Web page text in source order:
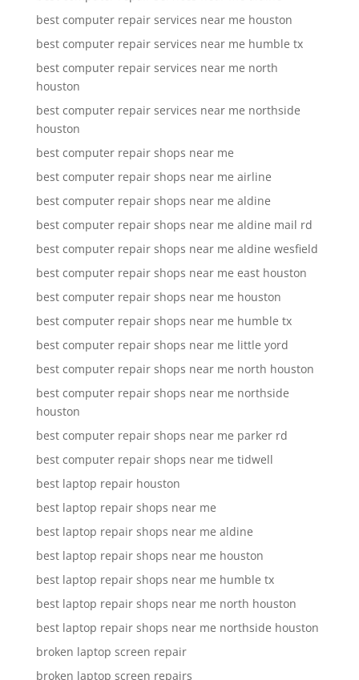
best computer repair services near me houston
best computer repair services near me humble tx
best computer repair services near me north
houston
best computer repair services near me northside
houston
best computer repair shops near me
best computer repair shops near me airline
best computer repair shops near me aldine
best computer repair shops near me aldine mail rd
best computer repair shops near me aldine wesfield
best computer repair shops near me east houston
best computer repair shops near me houston
best computer repair shops near me humble tx
best computer repair shops near me little yord
best computer repair shops near me north houston
best computer repair shops near me northside
houston
best computer repair shops near me parker rd
best computer repair shops near me tidwell
best laptop repair houston
best laptop repair shops near me
best laptop repair shops near me aldine
best laptop repair shops near me houston
best laptop repair shops near me humble tx
best laptop repair shops near me north houston
best laptop repair shops near me northside houston
broken laptop screen repair
broken laptop screen repairs